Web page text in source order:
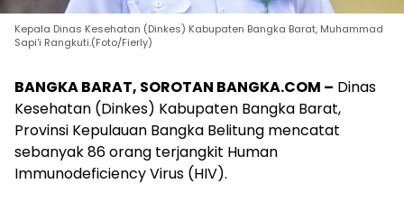
Kepala Dinas Kesehatan (Dinkes) Kabupaten Bangka Barat, Muhammad
Sapi'i Rangkuti.(Foto/Fierly)
BANGKA BARAT, SOROTAN BANGKA.COM – Dinas
Kesehatan (Dinkes) Kabupaten Bangka Barat,
Provinsi Kepulauan Bangka Belitung mencatat
sebanyak 86 orang terjangkit Human
Immunodeficiency Virus (HIV).